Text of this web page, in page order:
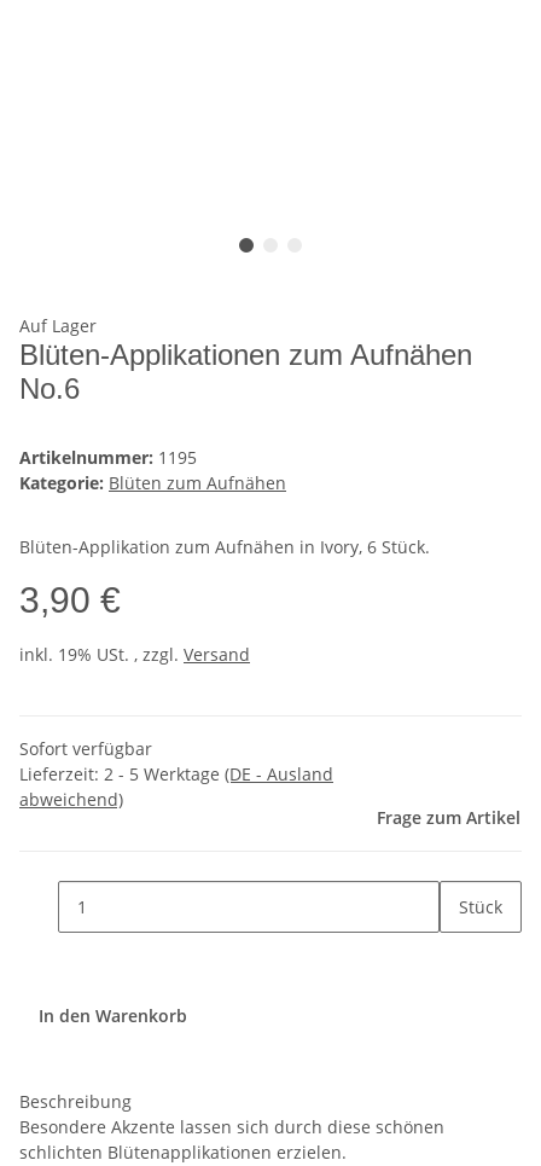
Auf Lager
Blüten-Applikationen zum Aufnähen
No.6
Artikelnummer: 1195
Kategorie: Blüten zum Aufnähen
Blüten-Applikation zum Aufnähen in Ivory, 6 Stück.
3,90 €
inkl. 19% USt. , zzgl. Versand
Sofort verfügbar
Lieferzeit: 2 - 5 Werktage (DE - Ausland
abweichend)
Frage zum Artikel
Stück
In den Warenkorb
Beschreibung
Besondere Akzente lassen sich durch diese schönen
schlichten Blütenapplikationen erzielen.